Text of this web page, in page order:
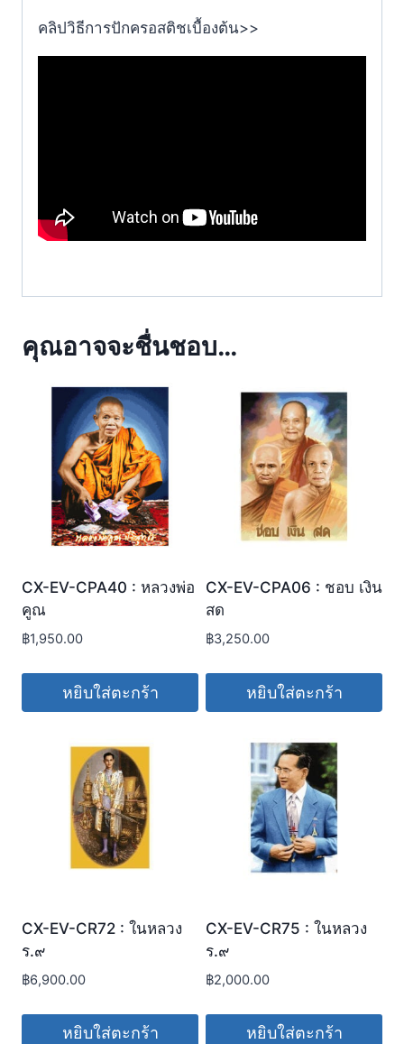
คลิปวิธีการปักครอสติชเบื้องต้น>>
คุณอาจจะชื่นชอบ…
CX-EV-CPA40 : หลวงพ่อ
คูณ
฿1,950.00
หยิบใส่ตะกร้า
CX-EV-CPA06 : ชอบ เงิน
สด
฿3,250.00
หยิบใส่ตะกร้า
CX-EV-CR72 : ในหลวง
ร.๙
฿6,900.00
หยิบใส่ตะกร้า
CX-EV-CR75 : ในหลวง
ร.๙
฿2,000.00
หยิบใส่ตะกร้า